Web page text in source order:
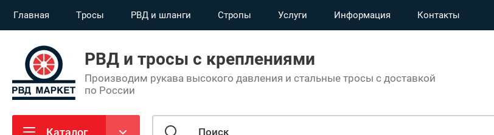
назад
Стропы
Стальные
назад
Информация
О компании
Главная Тросы РВД и шланги Стропы Услуги Информация Контакты
РВД и тросы с креплениями
Производим рукава высокого давления и стальные тросы с доставкой
по России
Каталог